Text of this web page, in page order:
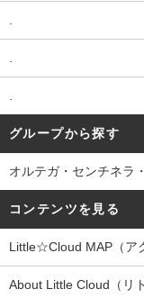
.
.
.
グループから探す
オルテガ・センチネラ
コンテンツを見る
Little☆Cloud MAP（ア
About Little Cloud（リ